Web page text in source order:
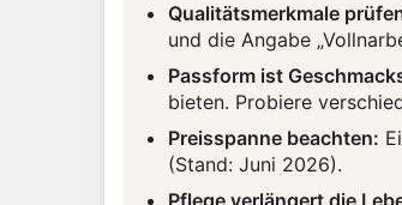
Qualitätsmerkmale
und die Angabe
Passform ist
bieten. Probiere
Preisspanne beachten:
(Stand: Juni 2026).
Pflege verlängert die